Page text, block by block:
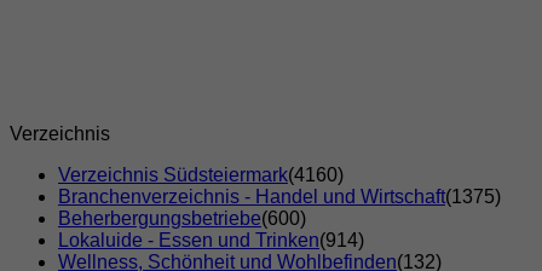
Verzeichnis
Verzeichnis Südsteiermark(4160)
Branchenverzeichnis - Handel und Wirtschaft(1375)
Beherbergungsbetriebe(600)
Lokaluide - Essen und Trinken(914)
Wellness, Schönheit und Wohlbefinden(132)